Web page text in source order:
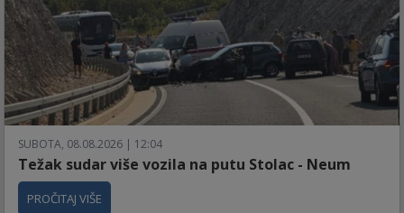
SUBOTA, 08.08.2026 | 12:04
Težak sudar više vozila na putu Stolac - Neum
PROČITAJ VIŠE